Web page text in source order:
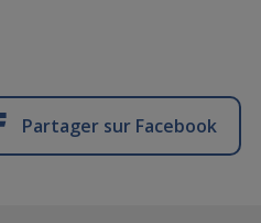
Partager sur Facebook